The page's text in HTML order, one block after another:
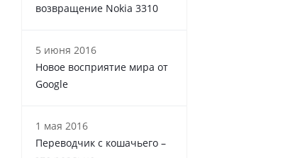
возвращение Nokia 3310
5 июня 2016
Новое восприятие мира от
Google
1 мая 2016
Переводчик с кошачьего –